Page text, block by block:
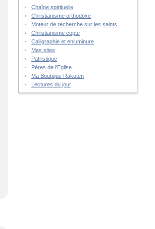
Chaîne spirituelle
Christianisme orthodoxe
Moteur de recherche sur les saints
Christianisme copte
Calligraphie et enluminure
Mes sites
Patristique
Pères de l'Eglise
Ma Boutique Rakuten
Lectures du jour